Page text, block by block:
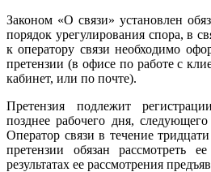
Законом «О связи» установлен
порядок урегулирования спора, в
к оператору связи необходимо
претензии (в офисе по работе с
кабинет, или по почте).
Претензия подлежит
позднее рабочего дня,
Оператор связи в течение
претензии обязан рассмотреть
результатах ее рассмотрения